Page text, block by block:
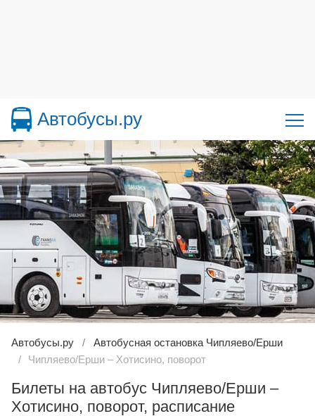
Автобусы.ру
Автобусы.ру
Автобусная остановка Чипляево/Ерши
Чипляево/Ерши – Хотисино, поворот
Билеты на автобус Чипляево/Ерши –
Хотисино, поворот, расписание